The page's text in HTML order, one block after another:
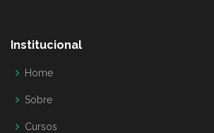
Institucional
Home
Sobre
Cursos